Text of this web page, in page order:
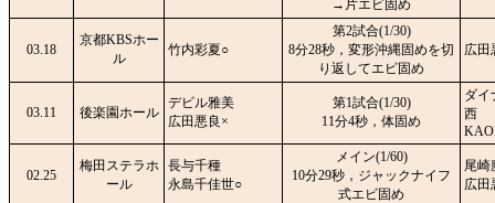
→片エビ固め
03.18
京都KBSホー
ル
竹内彩夏○
第2試合(1/30)
8分28秒，変形沖縄固めを切
り返してエビ固め
広田
03.11 後楽園ホール
デビル雅美
広田悪良×
第1試合(1/30)
11分4秒，体固め
ダイ
西
02.25
梅田ステラホ
ール
長与千種
永島千佳世○
メイン(1/60)
10分29秒，ジャックナイフ
式エビ固め
尾崎
広田